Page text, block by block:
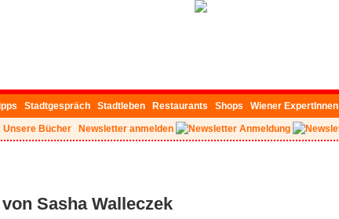
Stadtgespräch Stadtleben Restaurants Shops Wiener ExpertInnen
Unsere Bücher Newsletter anmelden
Sasha Walleczek